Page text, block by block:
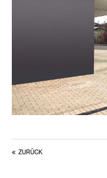
ZURÜCK